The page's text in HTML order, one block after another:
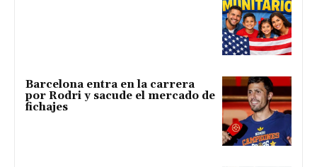
Barcelona entra en la carrera
por Rodri y sacude el mercado de
fichajes